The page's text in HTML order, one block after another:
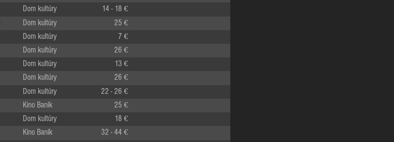
Dom kultúry 14 - 18 €
Dom kultúry 25 €
Dom kultúry 7 €
Dom kultúry 26 €
Dom kultúry 13 €
Dom kultúry 26 €
Dom kultúry 22 - 26 €
Kino Baník 25 €
Dom kultúry 18 €
Kino Baník 32 - 44 €